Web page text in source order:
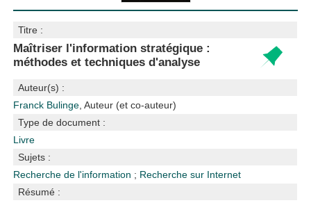
Titre :
Maîtriser l'information stratégique :
méthodes et techniques d'analyse
Auteur(s) :
Franck Bulinge , Auteur (et co-auteur)
Type de document :
Livre
Sujets :
Recherche de l'information ; Recherche sur Internet
Résumé :